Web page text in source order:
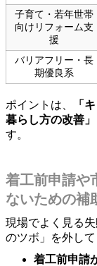
子育て・若年世帯
向けリフォーム支
援
バリアフリー・長
期優良系
ポイントは、
「
暮らし方の改善
す。
着工前申請や
ないための補
現場でよく見る
のツボ」を外して
着工前申請